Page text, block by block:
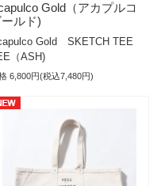
Gold（アカプルコ
ールド)
Gold SKETCH TEE
（ASH)
6,800円(税込7,480円)